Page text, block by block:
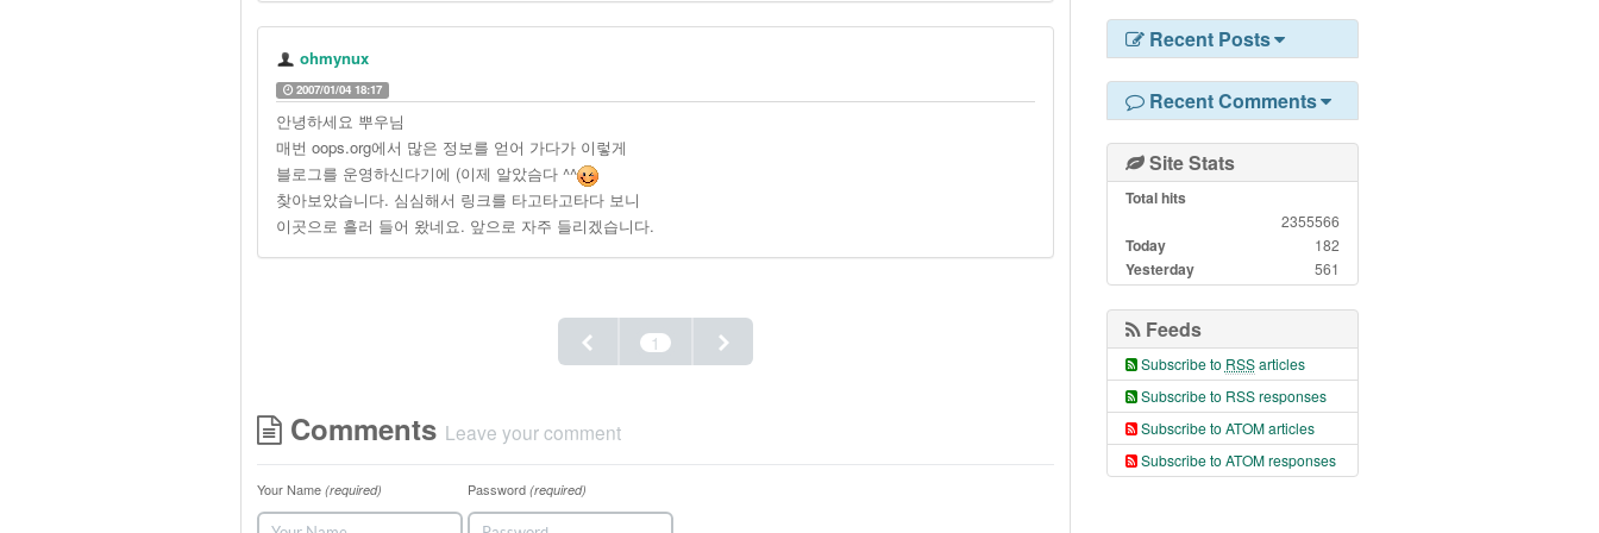
ohmynux
2007/01/04 18:17
안녕하세요 뿌우님
매번 oops.org에서 많은 정보를 얻어 가다가 이렇게
블로그를 운영하신다기에 (이제 알았슴다 ^^
찾아보았습니다. 심심해서 링크를 타고타고타다 보니
이곳으로 흘러 들어 왔네요. 앞으로 자주 들리겠습니다.
1
Comments Leave your comment
Your Name (required) Password (required)
Recent Posts
Recent Comments
Site Stats
Total hits
2355566
Today 182
Yesterday 561
Feeds
Subscribe to RSSarticles
Subscribe to RSS responses
Subscribe to ATOM articles
Subscribe to ATOM responses